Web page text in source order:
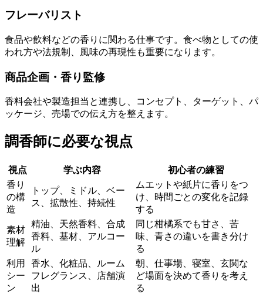
フレーバリスト
食品や飲料などの香りに関わる仕事です。食べ物としての使
われ方や法規制、風味の再現性も重要になります。
商品企画・香り監修
香料会社や製造担当と連携し、コンセプト、ターゲット、パ
ッケージ、売場での伝え方を整えます。
調香師に必要な視点
視点 学ぶ内容
初心者の練習
香り
の構
造
トップ、ミドル、ベー
ス、拡散性、持続性
ムエットや紙片に香りをつ
け、時間ごとの変化を記録
する
素材
理解
精油、天然香料、合成
香料、基材、アルコー
ル
同じ柑橘系でも甘さ、苦
味、青さの違いを書き分け
る
利用
シー
ン
香水、化粧品、ルーム
フレグランス、店舗演
出
朝、仕事場、寝室、玄関な
ど場面を決めて香りを考え
る